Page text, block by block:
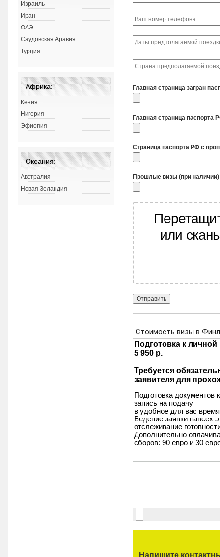
Главная страница загран
Главная страница паспорта
Страница паспорта РФ с
Прошлые визы (при наличии)
или
Напишите
Израиль
Иран
ОАЭ
Саудовская Аравия
Турция
Африка:
Кения
Нигерия
Эфиопия
Океания:
Австралия
Новая Зеландия